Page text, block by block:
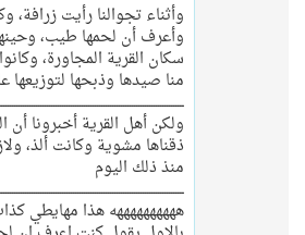
وأثناء تجوالنا رأيت
وأعرف أن لحمها طيب،
سكان القرية المجاورة،
منا صيدها وذبحها لتوزيعها
ولكن أهل القرية أخبرونا
ذقناها مشوية وكانت ألذ،
منذ ذلك اليوم
ههههههههههه هذا مهايطي